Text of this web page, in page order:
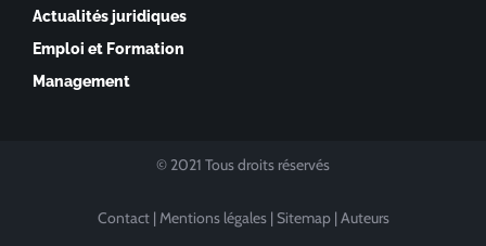
Actualités juridiques
Emploi et Formation
Management
© 2021 Tous droits réservés
Contact|Mentions légales| Sitemap|Auteurs